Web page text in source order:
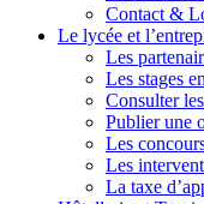
Contact &
Le lycée et
Les
Les stages
Consulter
Publier une
Les
Les
La taxe